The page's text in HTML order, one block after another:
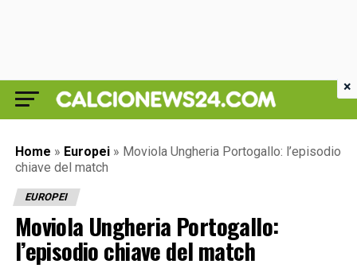
Home » Europei » Moviola Ungheria Portogallo: l’episodio
chiave del match
EUROPEI
Moviola Ungheria Portogallo:
l’episodio chiave del match
×